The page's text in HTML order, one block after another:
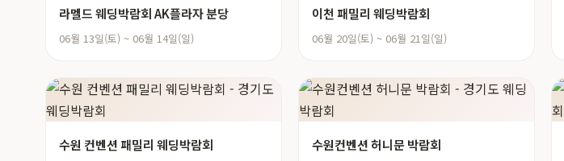
라멜드 웨딩박람회 AK플라자 분당
06월 13일(토) ~ 06월 14일(일)
이천 패밀리 웨딩박람회
06월 20일(토) ~ 06월 21일(일)
수원 컨벤션 패밀리 웨딩박람회 수원컨벤션 허니문 박람회